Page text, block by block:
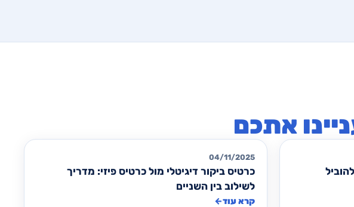
אתכם
כרטיסי ביקור
04/11/2025
כרטיס ביקור דיגיטלי מול כרטיס פיזי: מדריך
לשילוב בין השניים
קרא עוד←